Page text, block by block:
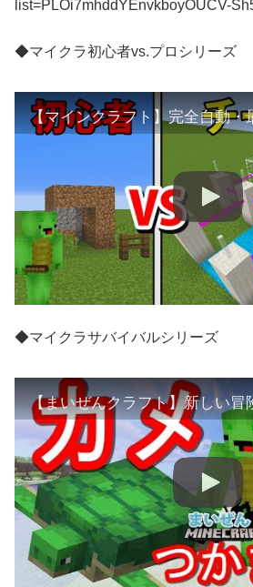
list=PLOi7mhddYEnvkboyOUCV-
◆マイクラ初心者vs.プロシリーズ
◆マイクラサバイバルシリーズ